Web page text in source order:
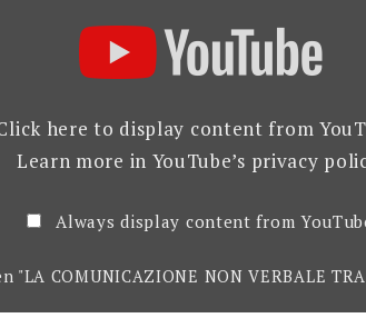
here to display content from
Learn more in YouTube’s privacy
Always display content from
"LA COMUNICAZIONE NON VERBALE